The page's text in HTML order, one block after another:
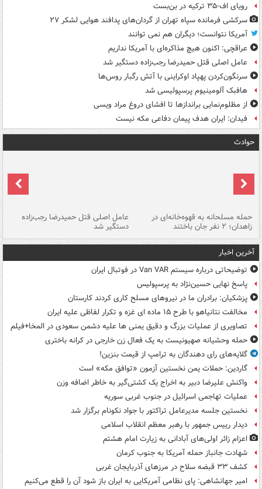
رویای اف-۳۵ ترکیه در بن‌بست
سرکشی فرمانده سپاه تهران از گردان‌های پدافند هوایی لشکر ۲۷
آمریکا نتوانست؛ دیگران هم نمی توانند
عراقچی: اکنون هیچ مذاکره‌ای با آمریکا نداریم
عامل اصلی قتل حمیدرضا رجب‌زاده دستگیر شد
سرنگون‌کردن پهپاد اوکراینی با آتش رگبار روس‌ها
هافبک آلومینیوم پرسپولیسی شد
از مظلوم‌نمایی براندازها تا افشای دروغ مراد ویسی
فیدان: ایران هدف پیمان دفاعی مکه نیست
حوادث
حمله مسلحانه به قهوه‌خانه‌ای در
زاهدان؛ ۲ نفر جان باختند
عامل اصلی قتل حمیدرضا رجب‌زاده
دستگیر شد
آخرین اخبار
توضیحاتی درباره سیستم Van VAR در فوتبال ایران
پاسخ نهایی حسین‌نژاد به پرسپولیس
پزشکیان: برادران ما در نیروهای مسلح کاری کردند کارستان
مخالفت نتانیاهو با طرح ۱۵ ماده ای غزه و تکرار لفاظی علیه ایران
تصاویری از عملیات بزرگ و دقیق یمنی ها علیه دشمن سعودی در المخا+فیلم
حمله وحشیانه صهیونیست به یک فعال زن خارجی در کرانه باختری
گلایه‌های رای دهندگان به ترامپ از قیمت بنزین!
گاردین: حملات یمن نخستین آزمون «توافق مکه» است
واکنش علیرضا دبیر به اخراج یک کشتی‌گیر به خاطر اضافه وزن
عملیات تهاجمی اسرائیل در جنوب غربی سوریه
نخستین جلسه مدیرعامل تراکتور با جواد نکونام برگزار شد
دیدار رییس جمهور با رهبر معظم انقلاب اسلامی
اعزام زائر اولی‌های آبادانی به زیارت امام هشتم
شهادت جانباز حمله آمریکا به جنوب کرمان
کشف ۳۳ قبضه سلاح در مرزهای آذربایجان غربی
امیر جهانشاهی: پای نظامی آمریکایی به ایران باز شود آن را قطع می‌کنیم